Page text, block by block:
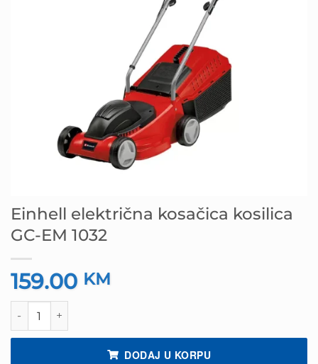
Einhell električna kosačica kosilica
GC-EM 1032
159.00 KM
Einhell električna kosačica kosilica GC-EM 1032 količina
DODAJ U KORPU